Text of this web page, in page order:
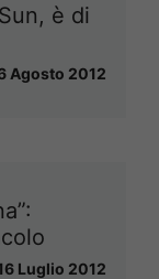
è di
Agosto 2012
Luglio 2012